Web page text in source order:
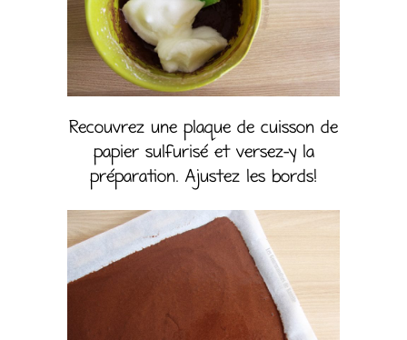
Recouvrez une plaque de cuisson de
papier sulfurisé et versez-y la
préparation. Ajustez les bords!